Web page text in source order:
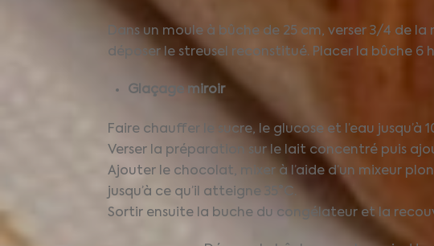
Dans un moule à bûche de 25 cm, verser 3/4 de
déposer le streusel reconstitué. Placer la bûche 6
Glaçage miroir
Faire chauffer le sucre, le glucose et l’eau jusqu’à
Verser la préparation sur le lait concentré puis
Ajouter le chocolat, mixer à l’aide d’un mixeur
jusqu’à ce qu’il atteigne 35°C.
Sortir ensuite la buche du congélateur et la